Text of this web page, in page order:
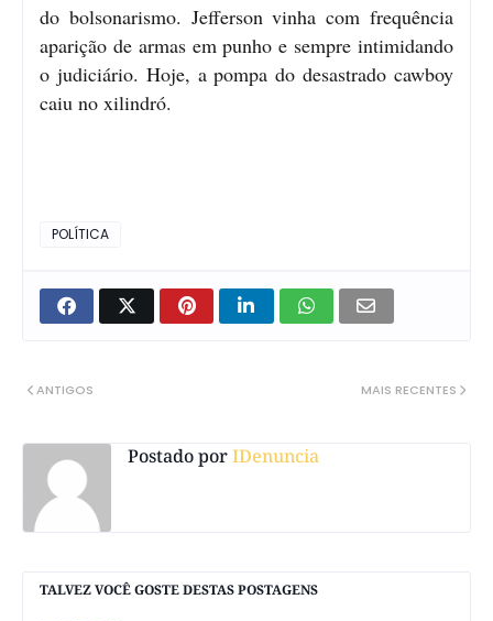
do bolsonarismo. Jefferson vinha com frequência
aparição de armas em punho e sempre intimidando
o judiciário. Hoje, a pompa do desastrado cawboy
caiu no xilindró.
POLÍTICA
MAIS RECENTES
ANTIGOS
Postado porIDenuncia
TALVEZ VOCÊ GOSTE DESTAS POSTAGENS